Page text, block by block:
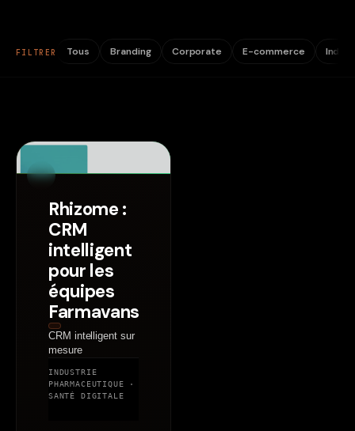
FILTRER Tous Branding Corporate E-commerce
Rhizome :
CRM
intelligent
pour les
équipes
Farmavans
CRM intelligent sur
mesure
INDUSTRIE
PHARMACEUTIQUE ·
SANTÉ DIGITALE